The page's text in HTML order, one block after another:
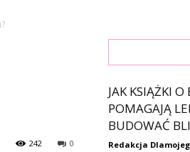
0
242
JAK KSIĄŻKI
POMAGAJĄ
BUDOWAĆ
Redakcja